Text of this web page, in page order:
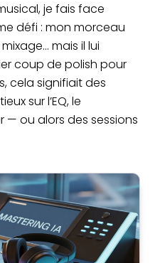
je fais face
défi : mon morceau
mais il lui
coup de polish pour
cela signifiait des
sur l’EQ, le
— ou alors des sessions